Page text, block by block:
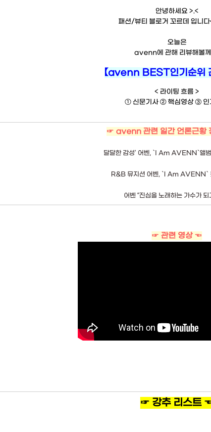
안녕하세요 >.<
패션/뷰티 블로거 꼬르데 입니
오늘은
avenn에 관해 리뷰해볼
【avenn BEST인기순위
< 라이팅 흐름 >
① 신문기사 ② 핵심영상 ③ 인
☞ avenn 관련 일간 언론근황
달달한 감성' 어벤, `I Am AVENN`앨
R&B 뮤지션 어벤, `I Am AVENN`
어벤 “진심을 노래하는 가수가 되
☞ 관련 영상 ☜
☞ 강추 리스트